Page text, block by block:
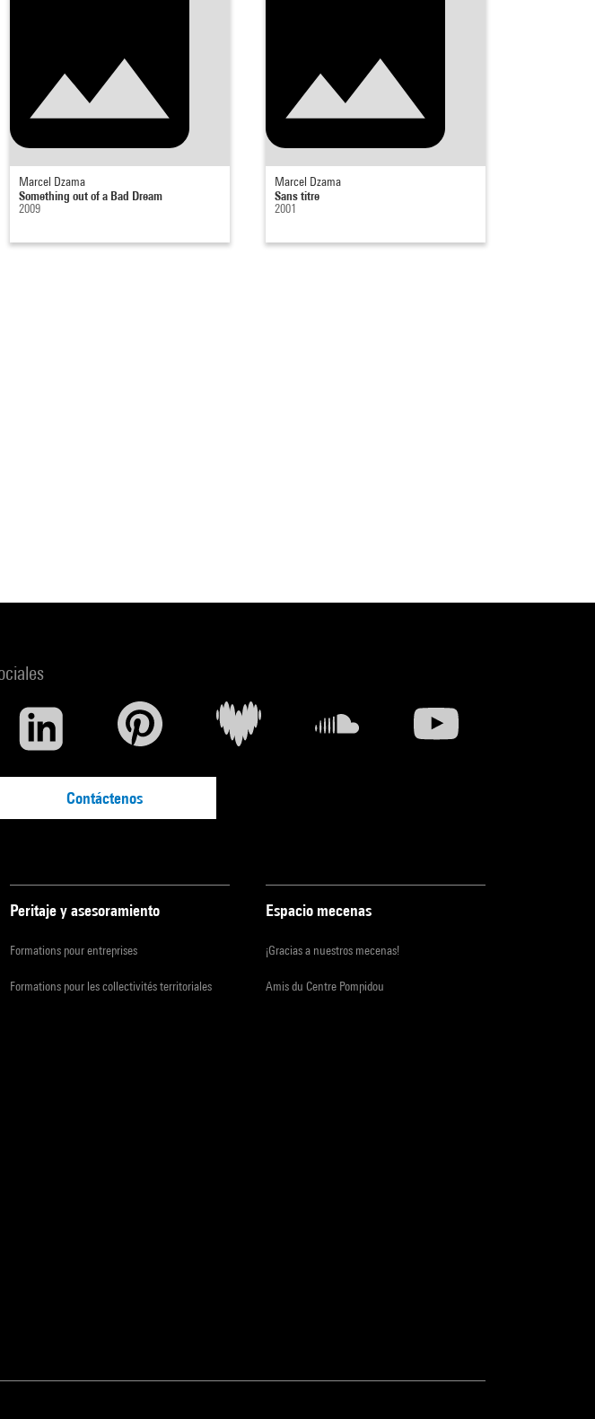
Marcel Dzama
Something out of a Bad Dream
2009
Marcel Dzama
Sans titre
2001
Contáctenos
Peritaje y asesoramiento
Formations pour entreprises
Formations pour les collectivités territoriales
Espacio mecenas
¡Gracias a nuestros mecenas!
Amis du Centre Pompidou